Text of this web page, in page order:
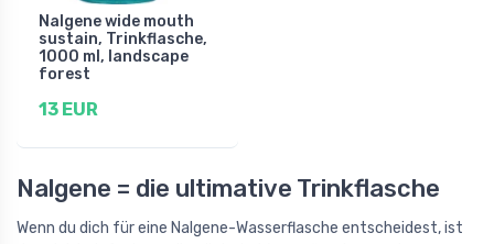
Nalgene wide mouth
sustain, Trinkflasche,
1000 ml, landscape
forest
13 EUR
Nalgene = die ultimative Trinkflasche
Wenn du dich für eine Nalgene-Wasserflasche entscheidest, ist